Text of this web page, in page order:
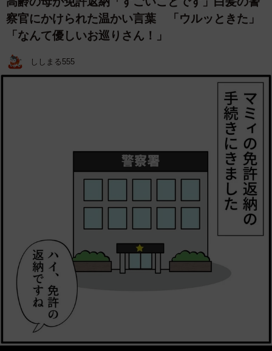
察官にかけられた温かい言葉 「ウルッときた」
「なんて優しいお巡りさん！」
ししまる555